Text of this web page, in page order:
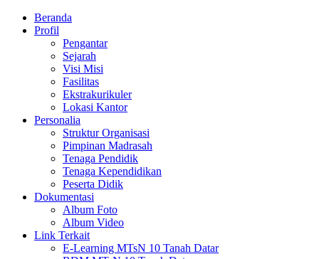
Beranda
Profil
Pengantar
Sejarah
Visi Misi
Fasilitas
Ekstrakurikuler
Lokasi Kantor
Personalia
Struktur Organisasi
Pimpinan Madrasah
Tenaga Pendidik
Tenaga Kependidikan
Peserta Didik
Dokumentasi
Album Foto
Album Video
Link Terkait
E-Learning MTsN 10 Tanah Datar